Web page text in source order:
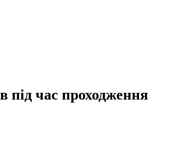
під час проходження